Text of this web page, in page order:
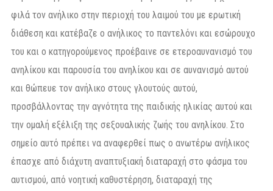
φιλά τον ανήλικο στην περιοχή του λαιμού του με ερωτική
διάθεση και κατέβαζε ο ανήλικος το παντελόνι και εσώρουχο
του και ο κατηγορούμενος προέβαινε σε ετεροαυνανισμό του
ανηλίκου και παρουσία του ανηλίκου και σε αυνανισμό αυτού
και θώπευε τον ανήλικο στους γλουτούς αυτού,
προσβάλλοντας την αγνότητα της παιδικής ηλικίας αυτού και
την ομαλή εξέλιξη της σεξουαλικής ζωής του ανηλίκου. Στο
σημείο αυτό πρέπει να αναφερθεί πως ο ανωτέρω ανήλικος
έπασχε από διάχυτη αναπτυξιακή διαταραχή στο φάσμα του
αυτισμού, από νοητική καθυστέρηση, διαταραχή της